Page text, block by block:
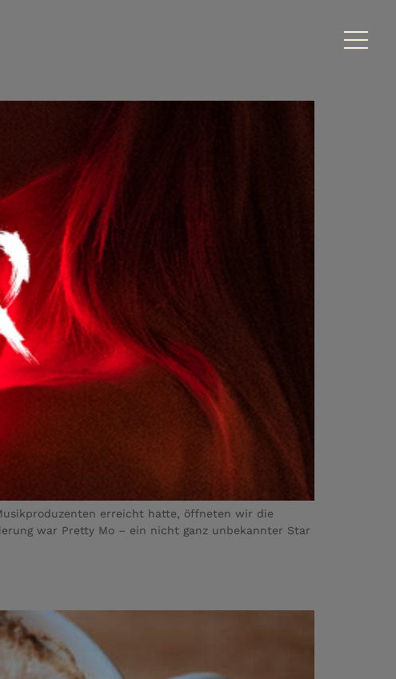
erreicht hatte, öffneten wir die
war Pretty Mo – ein nicht ganz unbekannter Star